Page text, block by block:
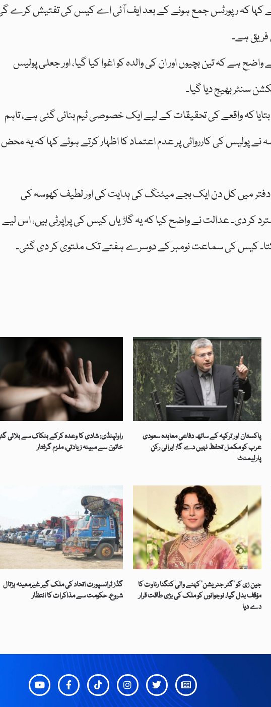
کہا کہ رپورٹس جمع ہونے کے بعد ایف آئی اے کیس کی تفتیش کرے
فریق ہے۔
ہے کہ تین بچیوں اور ان کی والدہ کو اغوا کیا گیا، اور جعلی پولیس
سنٹر بھیج دیا گیا۔
کہ واقعے کی تحقیقات کے لیے ایک خصوصی ٹیم بنائی گئی ہے، تاہم
پولیس کی کارروائی پر عدم اعتماد کا اظہار کرتے ہوئے کہا کہ یہ محض
میں کل دن ایک بجے میٹنگ کی ہدایت کی اور لطیف کھوسہ کی
کر دی۔ عدالت نے واضح کیا کہ یہ گاڑیاں کیس کی پراپرٹی ہیں، اس لیے
سکتا۔ کیس کی سماعت نومبر کے دوسرے ہفتے تک ملتوی کر دی گئی۔
راولپنڈی: شادی کا وعدہ کرکے بنکاک سے بلائی
خاتون سے مبینہ زیادتی، ملزم گرفتار
پاکستان اور ترکیہ کے ساتھ دفاعی معاہدہ سعودی
عرب کو مکمل تحفظ نہیں دے گا: ایرانی رکن
پارلیمنٹ
گڈز ٹرانسپورٹ اتحاد کی ملک گیر غیرمعینہ ہڑتال
شروع، حکومت سے مذاکرات کا انتظار
جین زی کو ’گٹر جنریشن‘ کہنے والی کنگنا رناوت کا
مؤقف بدل گیا، نوجوانوں کو ملک کی بڑی طاقت قرار
دے دیا